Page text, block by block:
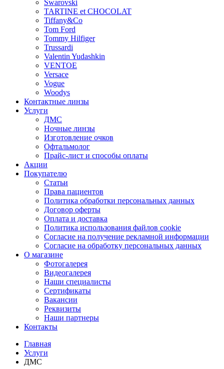
Swarovski
TARTINE et CHOCOLAT
Tiffany&Co
Tom Ford
Tommy Hilfiger
Trussardi
Valentin Yudashkin
VENTOE
Versace
Vogue
Woodys
Контактные линзы
Услуги
ДМС
Ночные линзы
Изготовление очков
Офтальмолог
Прайс-лист и способы оплаты
Акции
Покупателю
Статьи
Права пациентов
Политика обработки персональных данных
Договор оферты
Оплата и доставка
Политика использования файлов cookie
Согласие на получение рекламной информации
Согласие на обработку персональных данных
О магазине
Фотогалерея
Видеогалерея
Наши специалисты
Сертификаты
Вакансии
Реквизиты
Наши партнеры
Контакты
Главная
Услуги
ДМС